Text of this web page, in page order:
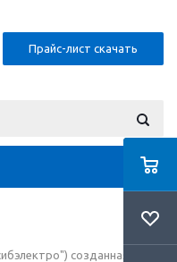
Прайс-лист скачать
созданная в